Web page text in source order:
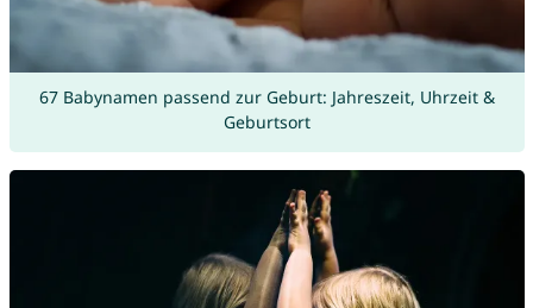
67 Babynamen passend zur Geburt: Jahreszeit, Uhrzeit &
Geburtsort